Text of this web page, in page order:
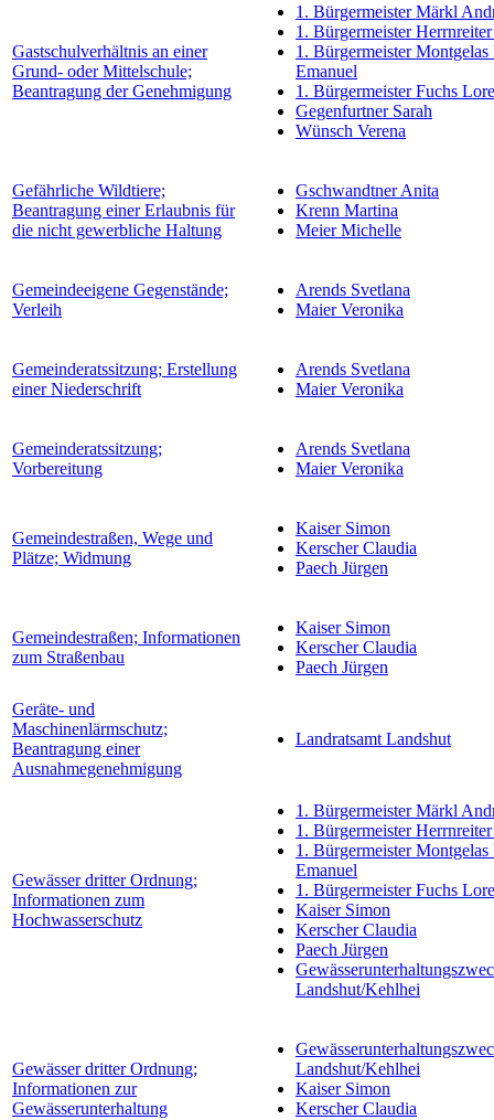
Gastschulverhältnis an einer
Grund- oder Mittelschule;
Beantragung der Genehmigung
1. Bürgermeister Märkl
1. Bürgermeister Herrnreiter
1. Bürgermeister
Emanuel
1. Bürgermeister Fuchs
Gegenfurtner Sarah
Wünsch Verena
Gefährliche Wildtiere;
Beantragung einer Erlaubnis für
die nicht gewerbliche Haltung
Gschwandtner Anita
Krenn Martina
Meier Michelle
Gemeindeeigene Gegenstände;
Verleih
Arends Svetlana
Maier Veronika
Gemeinderatssitzung; Erstellung
einer Niederschrift
Arends Svetlana
Maier Veronika
Gemeinderatssitzung;
Vorbereitung
Arends Svetlana
Maier Veronika
Gemeindestraßen, Wege und
Plätze; Widmung
Kaiser Simon
Kerscher Claudia
Paech Jürgen
Gemeindestraßen; Informationen
zum Straßenbau
Kaiser Simon
Kerscher Claudia
Paech Jürgen
Geräte- und
Maschinenlärmschutz;
Beantragung einer
Ausnahmegenehmigung
Landratsamt Landshut
Gewässer dritter Ordnung;
Informationen zum
Hochwasserschutz
1. Bürgermeister Märkl
1. Bürgermeister Herrnreiter
1. Bürgermeister
Emanuel
1. Bürgermeister Fuchs
Kaiser Simon
Kerscher Claudia
Paech Jürgen
Landshut/Kehlhei
Gewässer dritter Ordnung;
Informationen zur
Gewässerunterhaltung
Landshut/Kehlhei
Kaiser Simon
Kerscher Claudia